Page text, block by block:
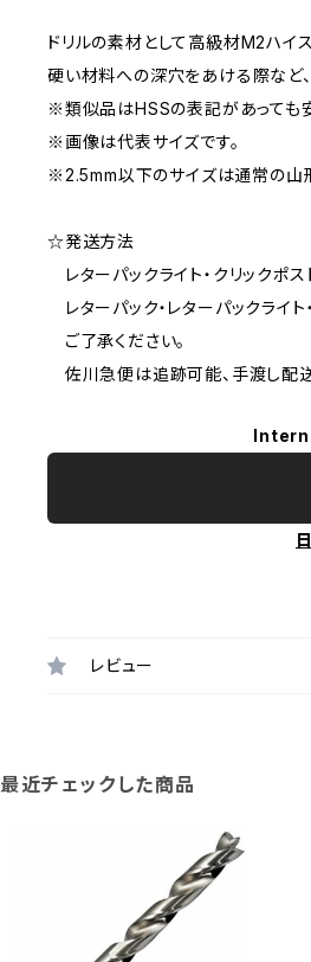
ドリルの素材として高級材M2ハイ
硬い材料への深穴をあける際など
※類似品はHSSの表記があっても
※画像は代表サイズです。
※2.5mm以下のサイズは通常の山
☆発送方法
レターパックライト・クリックポ
レターパック・レターパックライ
ご了承ください。
佐川急便は追跡可能、手渡し配送
レビュー
最近チェックした商品